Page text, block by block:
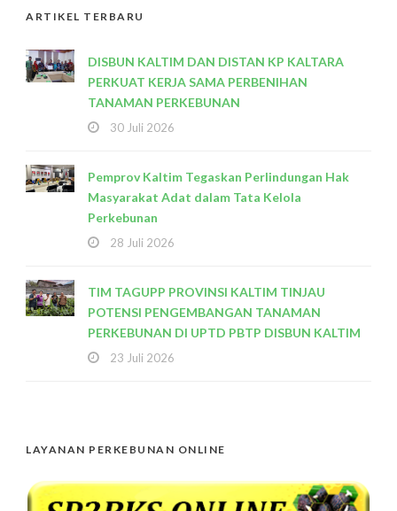
ARTIKEL TERBARU
DISBUN KALTIM DAN DISTAN KP KALTARA
PERKUAT KERJA SAMA PERBENIHAN
TANAMAN PERKEBUNAN
30 Juli 2026
Pemprov Kaltim Tegaskan Perlindungan Hak
Masyarakat Adat dalam Tata Kelola
Perkebunan
28 Juli 2026
TIM TAGUPP PROVINSI KALTIM TINJAU
POTENSI PENGEMBANGAN TANAMAN
PERKEBUNAN DI UPTD PBTP DISBUN KALTIM
23 Juli 2026
LAYANAN PERKEBUNAN ONLINE